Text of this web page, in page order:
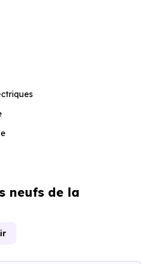
neufs de la